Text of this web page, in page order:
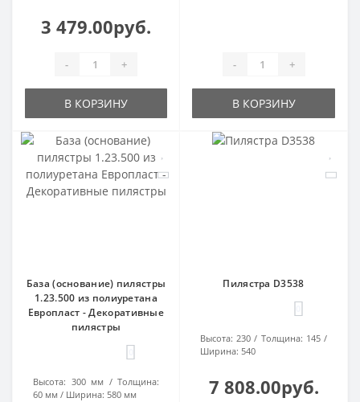
3 479.00руб.
- +
В КОРЗИНУ
- +
В КОРЗИНУ
База (основание) пилястры
1.23.500 из полиуретана
Европласт - Декоративные
пилястры
Высота: 300 мм
Толщина:
60 мм
Ширина: 580 мм
Пилястра D3538
Высота: 230 Толщина: 145
Ширина: 540
7 808.00руб.